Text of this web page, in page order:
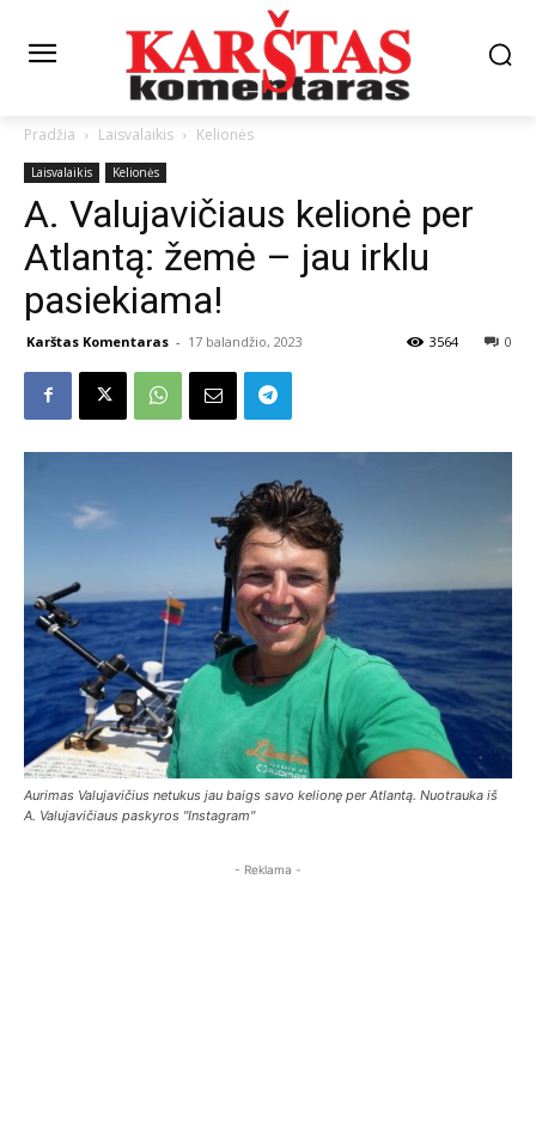
Pradžia Laisvalaikis Kelionės
Laisvalaikis Kelionės
A. Valujavičiaus kelionė per
Atlantą: žemė – jau irklu
pasiekiama!
Karštas Komentaras - 17 balandžio, 2023 0
3564
Aurimas Valujavičius netukus jau baigs savo kelionę per Atlantą. Nuotrauka iš
A. Valujavičiaus paskyros "Instagram"
- Reklama -